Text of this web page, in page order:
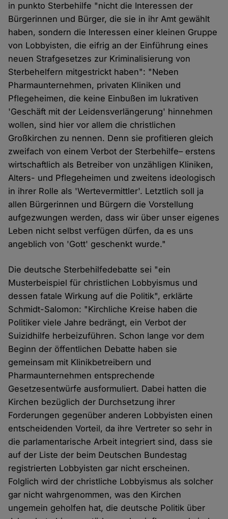
in punkto Sterbehilfe "nicht die Interessen der
Bürgerinnen und Bürger, die sie in ihr Amt gewählt
haben, sondern die Interessen einer kleinen Gruppe
von Lobbyisten, die eifrig an der Einführung eines
neuen Strafgesetzes zur Kriminalisierung von
Sterbehelfern mitgestrickt haben": "Neben
Pharmaunternehmen, privaten Kliniken und
Pflegeheimen, die keine Einbußen im lukrativen
'Geschäft mit der Leidensverlängerung' hinnehmen
wollen, sind hier vor allem die christlichen
Großkirchen zu nennen. Denn sie profitieren gleich
zweifach von einem Verbot der Sterbehilfe– erstens
wirtschaftlich als Betreiber von unzähligen Kliniken,
Alters- und Pflegeheimen und zweitens ideologisch
in ihrer Rolle als 'Wertevermittler'. Letztlich soll ja
allen Bürgerinnen und Bürgern die Vorstellung
aufgezwungen werden, dass wir über unser eigenes
Leben nicht selbst verfügen dürfen, da es uns
angeblich von 'Gott' geschenkt wurde."
Die deutsche Sterbehilfedebatte sei "ein
Musterbeispiel für christlichen Lobbyismus und
dessen fatale Wirkung auf die Politik", erklärte
Schmidt-Salomon: "Kirchliche Kreise haben die
Politiker viele Jahre bedrängt, ein Verbot der
Suizidhilfe herbeizuführen. Schon lange vor dem
Beginn der öffentlichen Debatte haben sie
gemeinsam mit Klinikbetreibern und
Pharmaunternehmen entsprechende
Gesetzesentwürfe ausformuliert. Dabei hatten die
Kirchen bezüglich der Durchsetzung ihrer
Forderungen gegenüber anderen Lobbyisten einen
entscheidenden Vorteil, da ihre Vertreter so sehr in
die parlamentarische Arbeit integriert sind, dass sie
auf der Liste der beim Deutschen Bundestag
registrierten Lobbyisten gar nicht erscheinen.
Folglich wird der christliche Lobbyismus als solcher
gar nicht wahrgenommen, was den Kirchen
ungemein geholfen hat, die deutsche Politik über